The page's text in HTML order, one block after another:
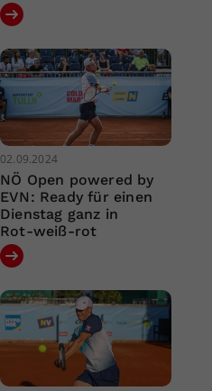
02.09.2024
NÖ Open powered by
EVN: Ready für einen
Dienstag ganz in
Rot-weiß-rot